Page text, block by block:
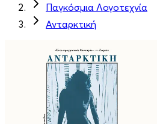
Παγκόσμια Λογοτεχνία
Ανταρκτική